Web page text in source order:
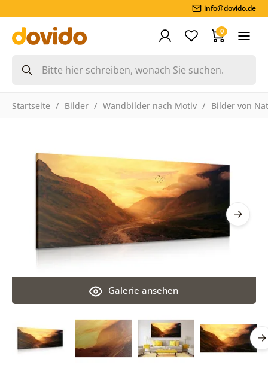
info@dovido.de
0
Startseite Bilder Wandbilder nach Motiv Bilder von
Galerie ansehen